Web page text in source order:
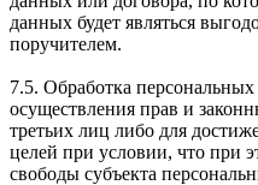
данных будет являться
поручителем.
7.5. Обработка
осуществления прав и
третьих лиц либо для
целей при условии, что при
свободы субъекта